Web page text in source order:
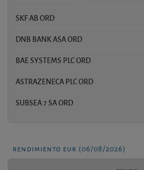
SKF AB ORD
DNB BANK ASA ORD
BAE SYSTEMS PLC ORD
ASTRAZENECA PLC ORD
SUBSEA 7 SA ORD
rendimiento eur (06/08/2026)